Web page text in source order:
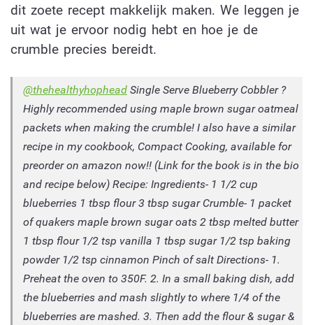
dit zoete recept makkelijk maken. We leggen je
uit wat je ervoor nodig hebt en hoe je de
crumble precies bereidt.
@thehealthyhophead Single Serve Blueberry Cobbler ?
Highly recommended using maple brown sugar oatmeal
packets when making the crumble! I also have a similar
recipe in my cookbook, Compact Cooking, available for
preorder on amazon now!! (Link for the book is in the bio
and recipe below) Recipe: Ingredients- 1 1/2 cup
blueberries 1 tbsp flour 3 tbsp sugar Crumble- 1 packet
of quakers maple brown sugar oats 2 tbsp melted butter
1 tbsp flour 1/2 tsp vanilla 1 tbsp sugar 1/2 tsp baking
powder 1/2 tsp cinnamon Pinch of salt Directions- 1.
Preheat the oven to 350F. 2. In a small baking dish, add
the blueberries and mash slightly to where 1/4 of the
blueberries are mashed. 3. Then add the flour & sugar &